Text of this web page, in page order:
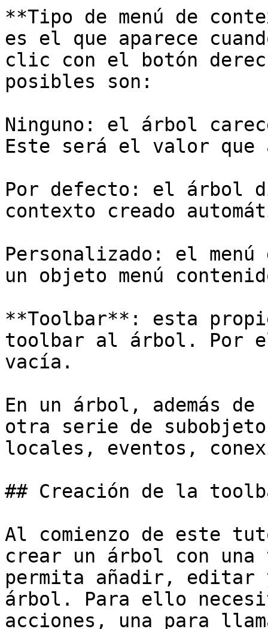
**Tipo de menú de
es el que aparece
clic con el botón
posibles son:
Ninguno: el árbol
Este será el valor que
Por defecto: el árbol
contexto creado
Personalizado: el
un objeto menú
**Toolbar**: esta
toolbar al árbol. Por el
vacía.
En un árbol, además de
otra serie de
locales, eventos,
## Creación de la
Al comienzo de este
crear un árbol con una
permita añadir,
árbol. Para ello
acciones, una para